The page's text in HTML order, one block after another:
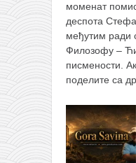
моменат
деспота
међутим ради
Филозофу –
писмености.
поделите са